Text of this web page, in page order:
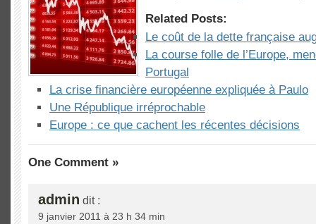
Related Posts:
Le coût de la dette française
La course folle de l’Europe,
Portugal
La crise financière européenne expliquée à Paulo
Une République irréprochable
Europe : ce que cachent les récentes décisions
One Comment »
admin dit :
9 janvier 2011 à 23 h 34 min